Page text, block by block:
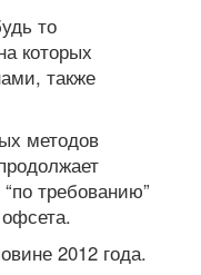
то
которых
также
методов
требованию”
2012 года.